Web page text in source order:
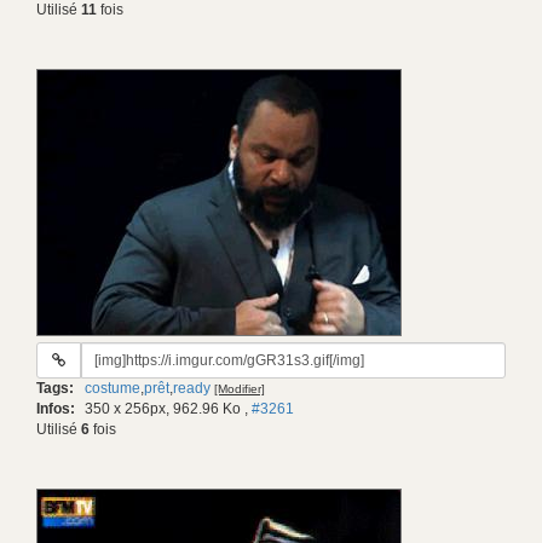
Utilisé 11 fois
URL
gif:
Tags: costume,prêt,ready [Modifier]
Infos: 350 x 256px, 962.96 Ko , #3261
Utilisé 6 fois